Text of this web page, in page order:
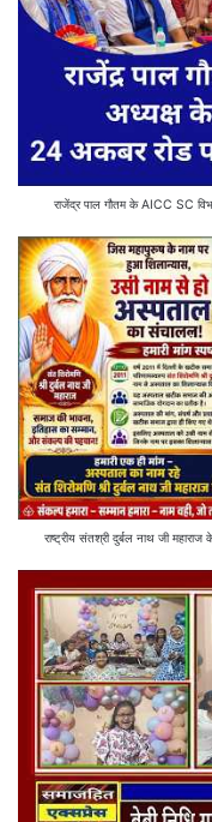
राजेंद्र पाल गौतम के AICC SC
राष्ट्रीय संतश्री दुर्बल नाथ जी